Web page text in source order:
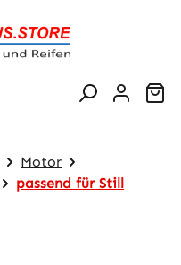
Motor
passend für Still